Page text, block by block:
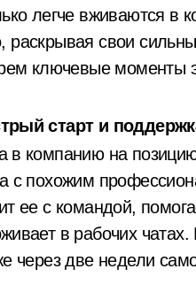
легче вживаются в
раскрывая свои
ключевые моменты
старт и
в компанию на
с похожим
ее с командой,
в рабочих
через две недели